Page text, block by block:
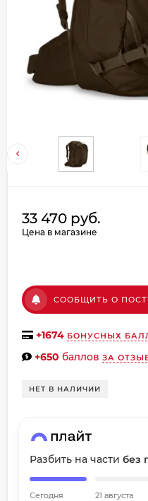
33 470 руб.
Цена в магазине
СООБЩИТЬ О
+1674 БОНУСНЫХ
+650 баллов ЗА
НЕТ В НАЛИЧИИ
Разбить на части без
Сегодня 21 августа
Добавляйте
в корзину
Оплачивайте
% картой
Получайте товар
выбранный
Оставшиеся
списываться
Подробнее
об оплате
2 недели